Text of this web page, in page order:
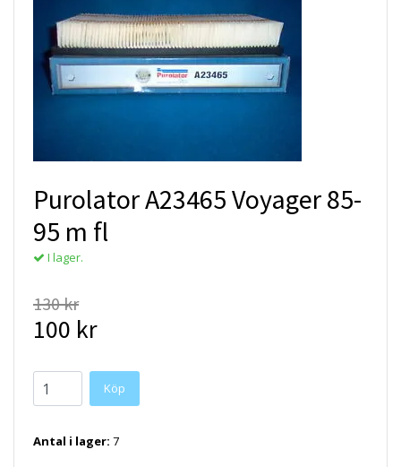
Purolator A23465 Voyager 85-
95 m fl
I lager.
130 kr
100 kr
Antal i lager: 7